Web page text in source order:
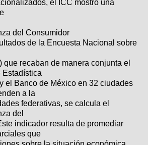
el ICC mostró una
del Consumidor
de la Encuesta Nacional sobre
que recaban de manera conjunta el
Estadística
el Banco de México en 32 ciudades
a la
federativas, se calcula el
del
indicador resulta de promediar
que